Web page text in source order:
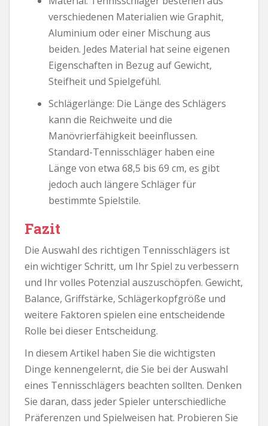
verschiedenen Materialien wie Graphit,
Aluminium oder einer Mischung aus
beiden. Jedes Material hat seine eigenen
Eigenschaften in Bezug auf Gewicht,
Steifheit und Spielgefühl.
Schlägerlänge: Die Länge des Schlägers
kann die Reichweite und die
Manövrierfähigkeit beeinflussen.
Standard-Tennisschläger haben eine
Länge von etwa 68,5 bis 69 cm, es gibt
jedoch auch längere Schläger für
bestimmte Spielstile.
Fazit
Die Auswahl des richtigen Tennisschlägers ist
ein wichtiger Schritt, um Ihr Spiel zu verbessern
und Ihr volles Potenzial auszuschöpfen. Gewicht,
Balance, Griffstärke, Schlägerkopfgröße und
weitere Faktoren spielen eine entscheidende
Rolle bei dieser Entscheidung.
In diesem Artikel haben Sie die wichtigsten
Dinge kennengelernt, die Sie bei der Auswahl
eines Tennisschlägers beachten sollten. Denken
Sie daran, dass jeder Spieler unterschiedliche
Präferenzen und Spielweisen hat. Probieren Sie